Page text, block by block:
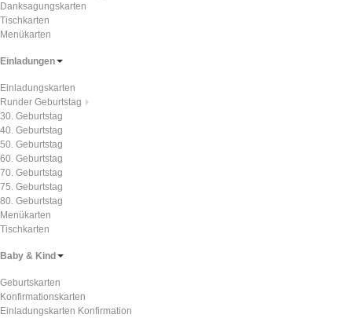
Danksagungskarten
Tischkarten
Menükarten
Einladungen
Einladungskarten
Runder Geburtstag
30. Geburtstag
40. Geburtstag
50. Geburtstag
60. Geburtstag
70. Geburtstag
75. Geburtstag
80. Geburtstag
Menükarten
Tischkarten
Baby & Kind
Geburtskarten
Konfirmationskarten
Einladungskarten Konfirmation